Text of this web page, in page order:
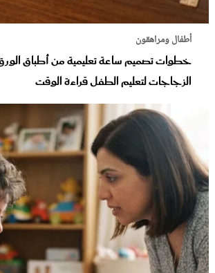
أطفال ومراهقون
خطوات تصميم ساعة تعليمية من أطباق
الزجاجات لتعليم الطفل قراءة الوقت